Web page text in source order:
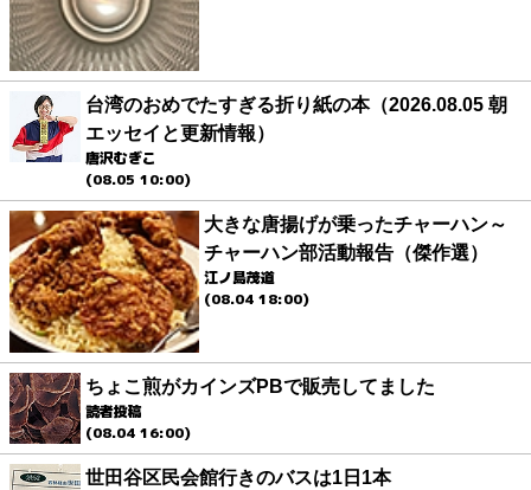
台湾のおめでたすぎる折り紙の本（2026.08.05 朝
エッセイと更新情報）
唐沢むぎこ
(08.05 10:00)
大きな唐揚げが乗ったチャーハン～
チャーハン部活動報告（傑作選）
江ノ島茂道
(08.04 18:00)
ちょこ煎がカインズPBで販売してました
読者投稿
(08.04 16:00)
世田谷区民会館行きのバスは1日1本